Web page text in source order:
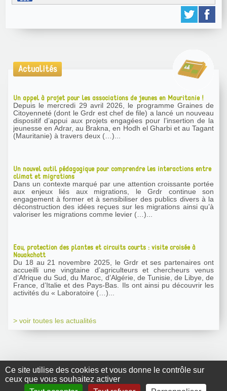
Ce site utilise des cookies et vous donne le contrôle sur
ceux que vous souhaitez activer
Actualités
Un appel à projet pour les associations de jeunes en Mauritanie !
Depuis le mercredi 29 avril 2026, le programme Graines de
Citoyenneté (dont le Grdr est chef de file) a lancé un nouveau
dispositif d’appui aux projets engagées pour l’insertion de la
jeunesse en Adrar, au Brakna, en Hodh el Gharbi et au Tagant
(Mauritanie) à travers deux (…)...
Un nouvel outil pédagogique pour comprendre les interactions entre
climat et migrations
Dans un contexte marqué par une attention croissante portée
aux enjeux liés aux migrations, le Grdr continue son
engagement à former et à sensibiliser des publics divers à la
déconstruction des idées reçues sur les migrations ainsi qu’à
valoriser les migrations comme levier (…)...
Eau, protection des plantes et circuits courts : visite croisée à
Nouakchott
Du 18 au 21 novembre 2025, le Grdr et ses partenaires ont
accueilli une vingtaine d’agriculteurs et chercheurs venus
d’Afrique du Sud, du Maroc, d’Algérie, de Tunisie, de Libye, de
France, d’Italie et des Pays-Bas. Ils ont ainsi pu découvrir les
activités du « Laboratoire (…)...
> voir toutes les actualités
GRDR Copyright